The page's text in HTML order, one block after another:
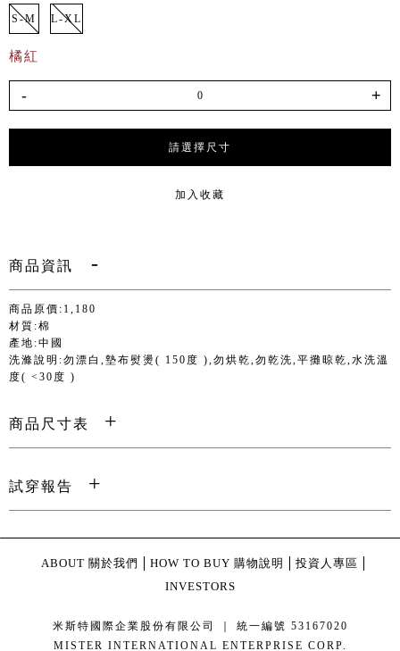
S-M L-XL
橘紅
- +
請選擇尺寸
加入收藏
商品資訊
商品原價:1,180
材質:棉
產地:中國
洗滌說明:勿漂白,墊布熨燙( 150度 ),勿烘乾,勿乾洗,平攤晾乾,水洗溫
度( <30度 )
商品尺寸表
試穿報告
ABOUT 關於我們 HOW TO BUY 購物說明
投資人專區
INVESTORS
米斯特國際企業股份有限公司 ｜ 統一編號 53167020
MISTER INTERNATIONAL ENTERPRISE CORP.